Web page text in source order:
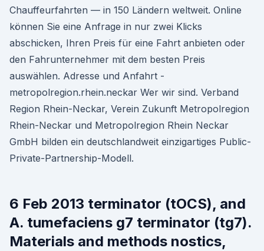
Chauffeurfahrten — in 150 Ländern weltweit. Online
können Sie eine Anfrage in nur zwei Klicks
abschicken, Ihren Preis für eine Fahrt anbieten oder
den Fahrunternehmer mit dem besten Preis
auswählen. Adresse und Anfahrt -
metropolregion.rhein.neckar Wer wir sind. Verband
Region Rhein-Neckar, Verein Zukunft Metropolregion
Rhein-Neckar und Metropolregion Rhein Neckar
GmbH bilden ein deutschlandweit einzigartiges Public-
Private-Partnership-Modell.
6 Feb 2013 terminator (tOCS), and
A. tumefaciens g7 terminator (tg7).
Materials and methods nostics,